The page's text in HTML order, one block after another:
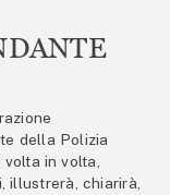
della Polizia
in volta,
illustrerà, chiarirà,